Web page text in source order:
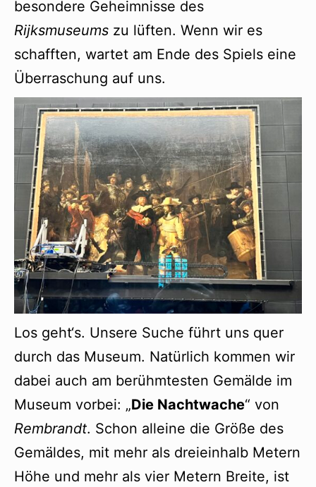
besondere Geheimnisse des
Rijksmuseums zu lüften. Wenn wir es
schafften, wartet am Ende des Spiels eine
Überraschung auf uns.
Los geht‘s. Unsere Suche führt uns quer
durch das Museum. Natürlich kommen wir
dabei auch am berühmtesten Gemälde im
Museum vorbei: „Die Nachtwache“ von
Rembrandt. Schon alleine die Größe des
Gemäldes, mit mehr als dreieinhalb Metern
Höhe und mehr als vier Metern Breite, ist